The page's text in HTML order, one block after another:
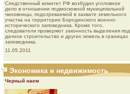
Следственный комитет РФ возбудил уголовное
дело в отношении подмосковной муниципальной
чиновницы, подозреваемой в захвате земельного
участка на территории Бородинского военно-
исторического заповедника. Кроме того,
следователи проверяют законность выделения под
дачное строительство и других земель в границах
заповедника.
11.05.2011
Экономика и недвижимость
Черный наем